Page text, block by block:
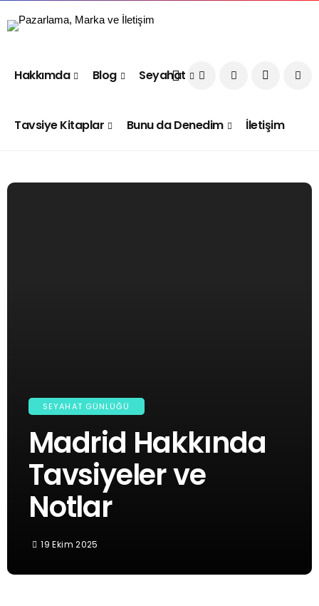
Hakkımda Blog Seyahat
Tavsiye Kitaplar Bunu da Denedim İletişim
SEYAHAT GÜNLÜĞÜ
Madrid Hakkında
Tavsiyeler ve
Notlar
19 Ekim 2025